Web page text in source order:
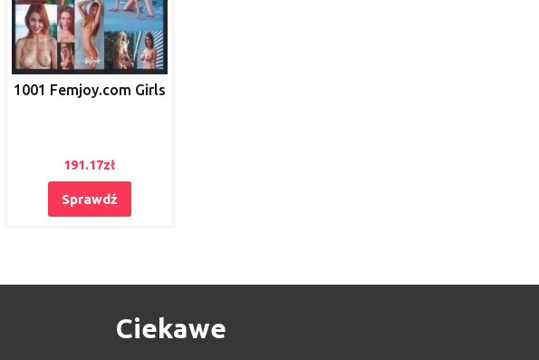
1001 Femjoy.com Girls
191.17zł
Sprawdź
Ciekawe